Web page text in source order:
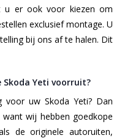
u er ook voor kiezen om
exclusief montage. U
bij ons af te halen. Dit
Skoda Yeti voorruit?
uw Skoda Yeti? Dan
wij hebben goedkope
de originele autoruiten,